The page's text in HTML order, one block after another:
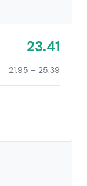
23.41
21.95 – 25.39